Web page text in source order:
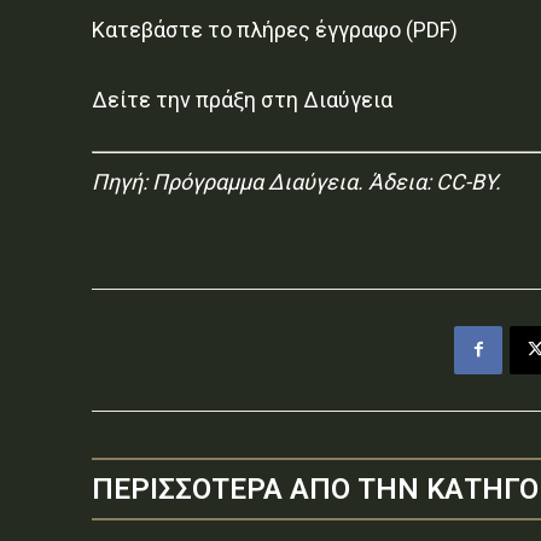
Κατεβάστε το πλήρες έγγραφο (PDF)
Δείτε την πράξη στη Διαύγεια
Πηγή:Πρόγραμμα Διαύγεια. Άδεια: CC-BY.
ΠΕΡΙΣΣΟΤΕΡΑ ΑΠΟ ΤΗΝ